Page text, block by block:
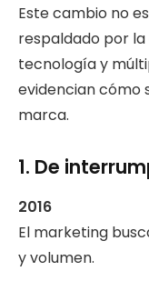
Este cambio no
respaldado por
tecnología y
evidencian cómo
marca.
1. De
2016
El marketing
y volumen.